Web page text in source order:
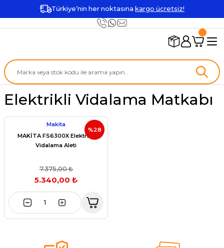
Türkiye’nin her noktasına kargo ücretsiz!
Elektrikli Vidalama Matkabı
%28
Makita
MAKİTA FS6300X Elektrikli
Vidalama Aleti
7.375,00 ₺
5.340,00 ₺